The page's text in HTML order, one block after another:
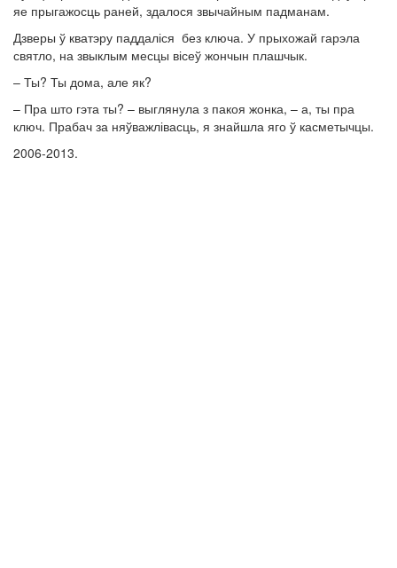
яе прыгажосць раней, здалося звычайным падманам.
Дзверы ў кватэру паддаліся без ключа. У прыхожай гарэла
святло, на звыклым месцы вісеў жончын плашчык.
– Ты? Ты дома, але як?
– Пра што гэта ты? – выглянула з пакоя жонка, – а, ты пра
ключ. Прабач за няўважлівасць, я знайшла яго ў касметычцы.
2006-2013.